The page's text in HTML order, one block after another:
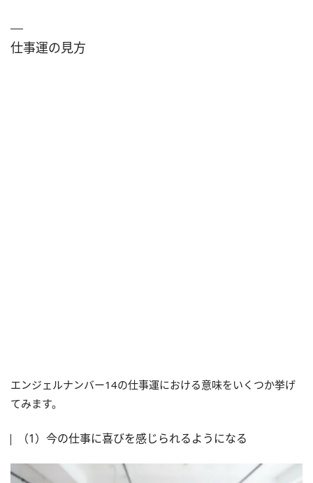
仕事運の見方
エンジェルナンバー14の仕事運における意味をいくつか挙げ
てみます。
（1）今の仕事に喜びを感じられるようになる